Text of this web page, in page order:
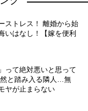
ストレス！ 離婚から始
いはなし！【嫁を便利
って絶対悪いと思って
と踏み入る隣人…無
ヤが止まらない